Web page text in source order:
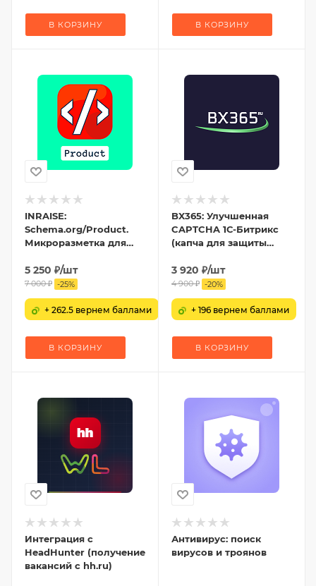
В КОРЗИНУ В КОРЗИНУ
INRAISE:
Schema.org/Product.
Микроразметка для
AggregateOffer,
OfferCatalog
5 250 ₽/шт
7 000₽ -25%
+ 262.5 вернем баллами
В КОРЗИНУ
BX365: Улучшенная
CAPTCHA 1С-Битрикс
(капча для защиты
3 920 ₽/шт
4 900₽ -20%
+ 196 вернем баллами
В КОРЗИНУ
Интеграция с
HeadHunter (получение
вакансий с hh.ru)
Антивирус: поиск
вирусов и троянов